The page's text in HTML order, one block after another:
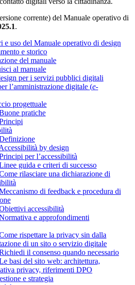
corrente) del Manuale operativo di
.
e uso del Manuale operativo di design
e storico
del manuale
al manuale
per i servizi pubblici digitali
l’amministrazione digitale (e-
progettuale
pratiche
by design
per l’accessibilità
guida e criteri di successo
rilasciare una dichiarazione di
di feedback e procedura di
accessibilità
e approfondimenti
rispettare la privacy sin dalla
di un sito o servizio digitale
il consenso quando necessario
basi del sito web: architettura,
privacy, riferimenti DPO
e strategia